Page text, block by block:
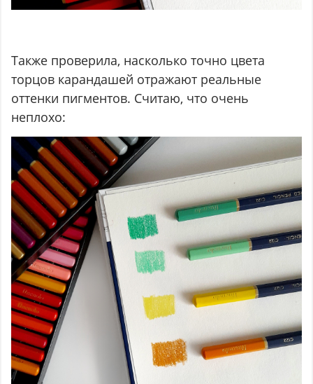
Также проверила, насколько точно цвета
торцов карандашей отражают реальные
оттенки пигментов. Считаю, что очень
неплохо: